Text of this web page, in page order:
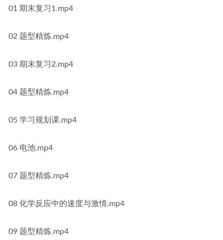
01 期末复习1.mp4
02 题型精炼.mp4
03 期末复习2.mp4
04 题型精炼.mp4
05 学习规划课.mp4
06 电池.mp4
07 题型精炼.mp4
08 化学反应中的速度与激情.mp4
09 题型精炼.mp4